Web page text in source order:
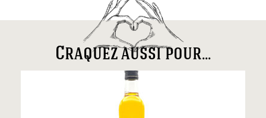
Craquez aussi pour...